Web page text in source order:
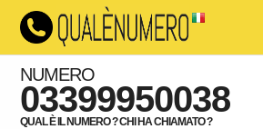
NUMERO
03399950038
QUAL È IL NUMERO ? CHI HA CHIAMATO ?